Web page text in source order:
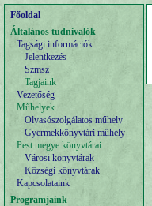
Főoldal
Általános tudnivalók
Tagsági információk
Jelentkezés
Szmsz
Tagjaink
Vezetőség
Műhelyek
Olvasószolgálatos műhely
Gyermekkönyvtári műhely
Pest megye könyvtárai
Városi könyvtárak
Községi könyvtárak
Kapcsolataink
Programjaink